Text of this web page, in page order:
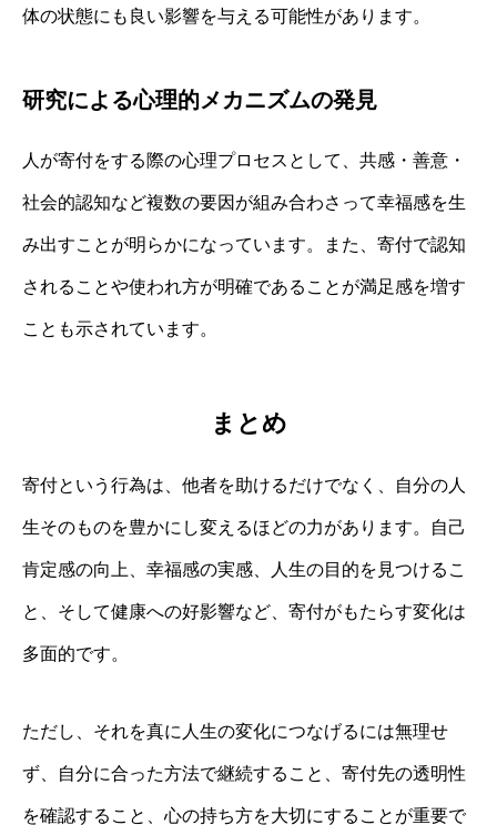
体の状態にも良い影響を与える可能性があります。
研究による心理的メカニズムの発見
人が寄付をする際の心理プロセスとして、共感・善意・
社会的認知など複数の要因が組み合わさって幸福感を生
み出すことが明らかになっています。また、寄付で認知
されることや使われ方が明確であることが満足感を増す
ことも示されています。
まとめ
寄付という行為は、他者を助けるだけでなく、自分の人
生そのものを豊かにし変えるほどの力があります。自己
肯定感の向上、幸福感の実感、人生の目的を見つけるこ
と、そして健康への好影響など、寄付がもたらす変化は
多面的です。
ただし、それを真に人生の変化につなげるには無理せ
ず、自分に合った方法で継続すること、寄付先の透明性
を確認すること、心の持ち方を大切にすることが重要で